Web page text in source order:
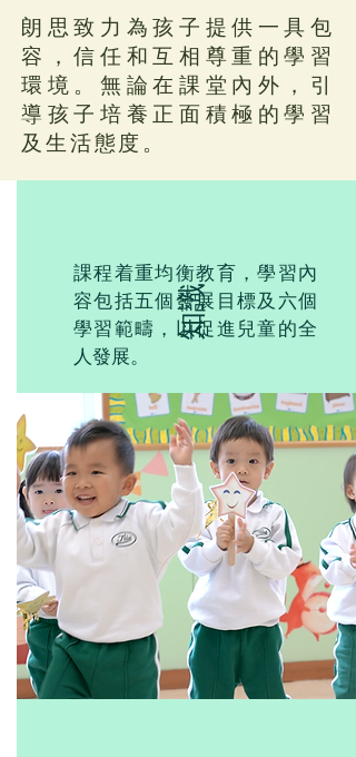
朗思致力為孩子提供一具包
容，信任和互相尊重的學習
環境。無論在課堂內外，引
導孩子培養正面積極的學習
及生活態度。
知識
課程着重均衡教育，學習內
容包括五個發展目標及六個
學習範疇，以促進兒童的全
人發展。